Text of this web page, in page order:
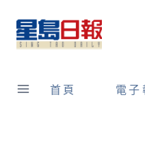
content
首頁 電子